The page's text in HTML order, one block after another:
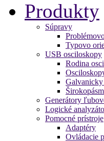
Produkty
Súpravy
Typovo
USB osciloskopy
Rodina
Generátory
Logické
Pomocné prístroje
Adaptéry
Ovládacie